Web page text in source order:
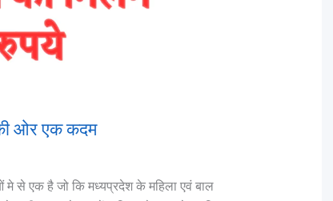
की ओर एक कदम
मे से एक है जो कि मध्यप्रदेश के महिला एवं बाल